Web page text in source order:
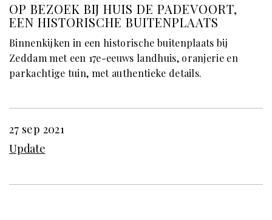
OP BEZOEK BIJ HUIS DE PADEVOORT,
EEN HISTORISCHE BUITENPLAATS
Binnenkijken in een historische buitenplaats bij
Zeddam met een 17e-eeuws landhuis, oranjerie en
parkachtige tuin, met authentieke details.
27 sep 2021
Update